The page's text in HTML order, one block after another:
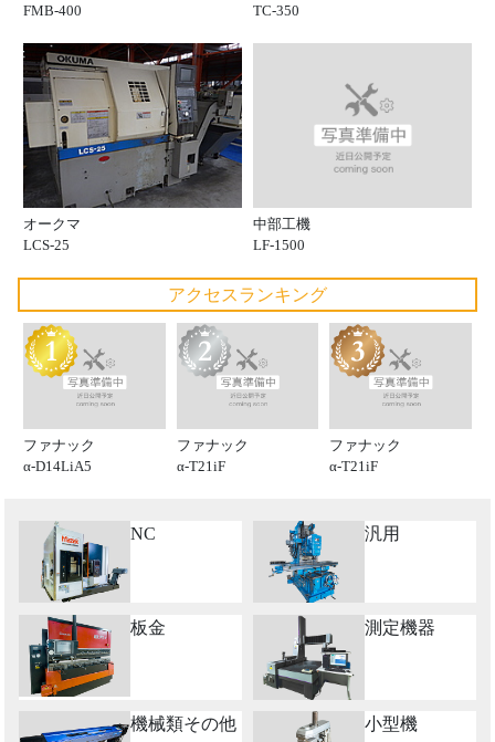
FMB-400
TC-350
オークマ
LCS-25
中部工機
LF-1500
アクセスランキング
ファナック
α-D14LiA5
ファナック
α-T21iF
ファナック
α-T21iF
NC 汎用
板金 測定機器
機械類その他 小型機